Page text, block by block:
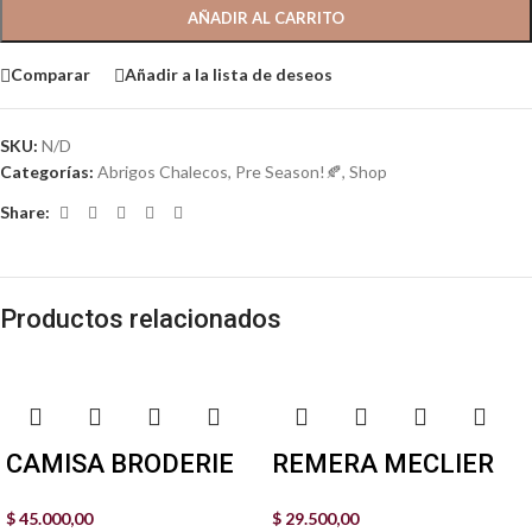
AÑADIR AL CARRITO
Comparar Añadir a la lista de deseos
SKU: N/D
Categorías: Abrigos Chalecos, Pre Season!🍂, Shop
Share:
Productos relacionados
CAMISA BRODERIE
$45.000,00
REMERA MECLIER
$ 29.500,00